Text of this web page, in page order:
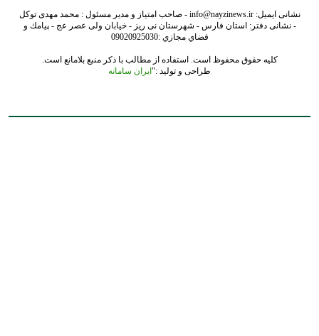
نشانی ایمیل: info@nayzinews.ir - صاحب امتیاز و مدیر مسئول : محمد مهدی توکل
- نشانی دفتر: استان فارس - شهرستان نی ریز - خیابان ولی عصر عج - پيامك و
فضاي مجازي :09020925030
کلیه حقوق محفوظ است. استفاده از مطالب با ذکر منبع بلامانع است.
طراحی و تولید :"ایران سامانه